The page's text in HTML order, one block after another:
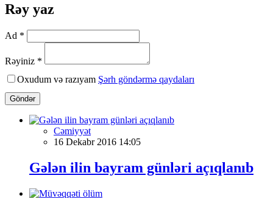
Rəy yaz
Ad *
Rəyiniz *
Oxudum və razıyam Şərh göndərmə qaydaları
Göndər
Cəmiyyət
16 Dekabr 2016 14:05
Gələn ilin bayram günləri açıqlanıb